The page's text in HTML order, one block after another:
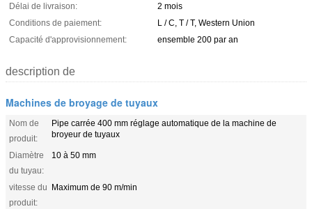
Délai de livraison:
2 mois
Conditions de paiement:
L / C, T / T, Western Union
Capacité d'approvisionnement:
ensemble 200 par an
description de
Machines de broyage de tuyaux
Nom de
produit:
Pipe carrée 400 mm réglage automatique de la machine de
broyeur de tuyaux
Diamètre
du tuyau:
10 à 50 mm
vitesse du
produit:
Maximum de 90 m/min